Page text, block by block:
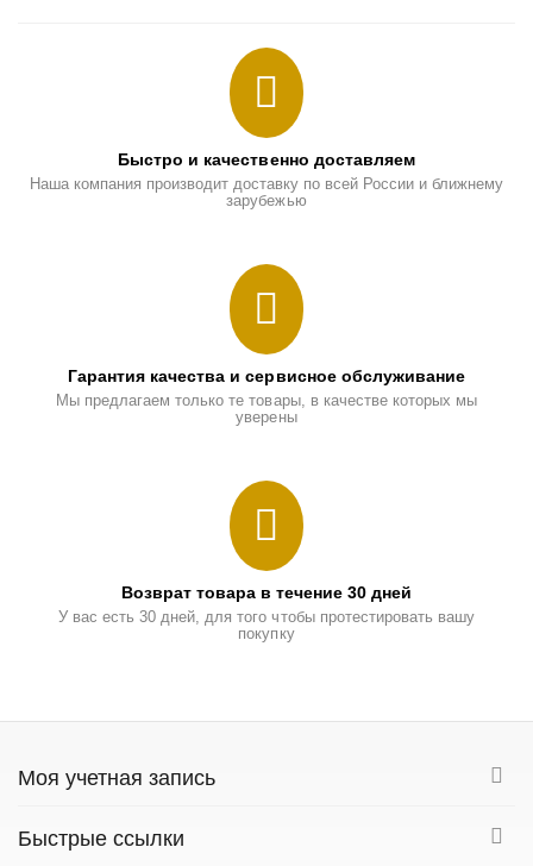
Быстро и качественно доставляем
Наша компания производит доставку по всей России и ближнему
зарубежью
Гарантия качества и сервисное обслуживание
Мы предлагаем только те товары, в качестве которых мы
уверены
Возврат товара в течение 30 дней
У вас есть 30 дней, для того чтобы протестировать вашу
покупку
Моя учетная запись
Быстрые ссылки